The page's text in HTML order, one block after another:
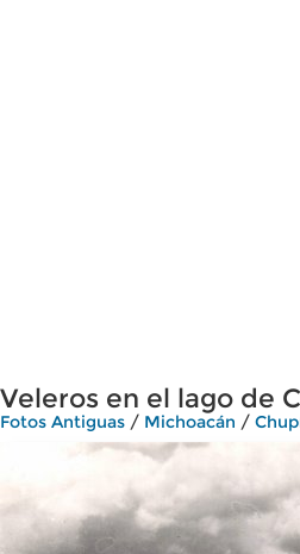
Veleros en el lago de
Fotos Antiguas / Michoacán /